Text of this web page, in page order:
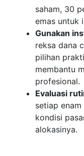
saham, 30
emas untuk
Gunakan
reksa dana
pilihan
membantu
profesional.
Evaluasi
setiap
kondisi
alokasinya.